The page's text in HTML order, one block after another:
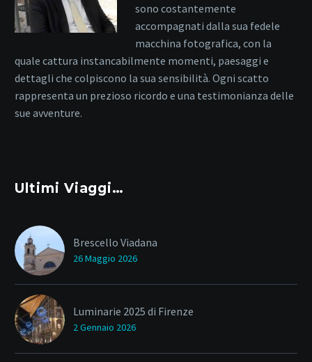
sono costantemente
accompagnati dalla sua fedele
macchina fotografica, con la
quale cattura instancabilmente momenti, paesaggi e
dettagli che colpiscono la sua sensibilità. Ogni scatto
rappresenta un prezioso ricordo e una testimonianza delle
sue avventure.
Ultimi Viaggi…
Brescello Viadana
26 Maggio 2026
Luminarie 2025 di Firenze
2 Gennaio 2026